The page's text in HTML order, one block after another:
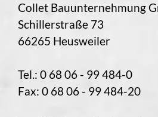
Collet Bauunternehmung
Schillerstraße 73
66265 Heusweiler
Tel.: 0 68 06 - 99 484-0
Fax: 0 68 06 - 99 484-20